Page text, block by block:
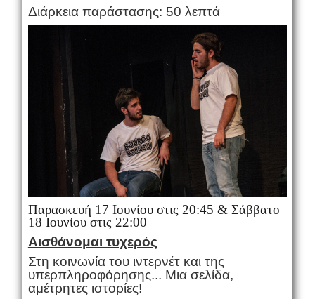
Διάρκεια παράστασης: 50 λεπτά
Παρασκευή 17 Ιουνίου στις 20:45 & Σάββατο
18 Ιουνίου στις 22:00
Αισθάνομαι τυχερός
Στη κοινωνία του ιντερνέτ και της
υπερπληροφόρησης... Μια σελίδα,
αμέτρητες ιστορίες!